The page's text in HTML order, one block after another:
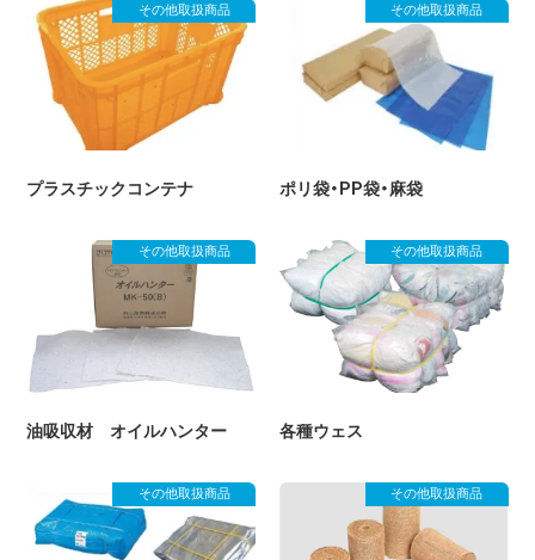
その他取扱商品
プラスチックコンテナ
その他取扱商品
ポリ袋・PP袋・麻袋
その他取扱商品
油吸収材 オイルハンター
その他取扱商品
各種ウェス
その他取扱商品 その他取扱商品